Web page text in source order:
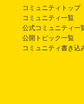
コミュニティトップ
コミュニティ一覧
公式コミュニティ一
公開トピック一覧
コミュニティ書き込